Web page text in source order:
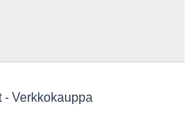
Verkkokauppa